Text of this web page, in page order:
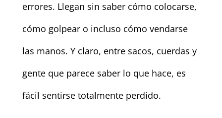
errores. Llegan sin saber cómo colocarse,
cómo golpear o incluso cómo vendarse
las manos. Y claro, entre sacos, cuerdas y
gente que parece saber lo que hace, es
fácil sentirse totalmente perdido.